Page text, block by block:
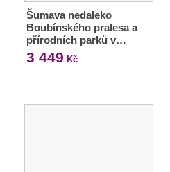
Šumava nedaleko
Boubínského pralesa a
přírodních parků v…
3 449 Kč